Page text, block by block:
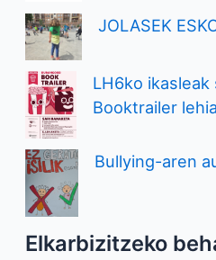
JOLASEK
LH6ko
Booktrailer
Bullying-aren
Elkarbizitzeko